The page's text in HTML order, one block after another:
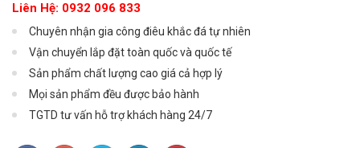
Liên Hệ: 0932 096 833
Chuyên nhận gia công điêu khắc đá tự nhiên
Vận chuyển lắp đặt toàn quốc và quốc tế
Sản phẩm chất lượng cao giá cả hợp lý
Mọi sản phẩm đều được bảo hành
TGTD tư vấn hỗ trợ khách hàng 24/7